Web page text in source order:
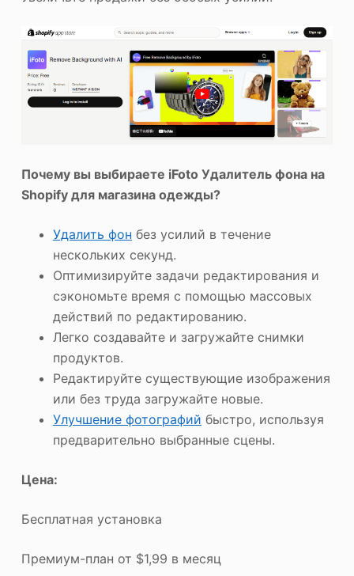
Почему вы выбираете iFoto Удалитель фонана
Shopify для магазина одежды?
Удалить фон без усилий в течение
нескольких секунд.
Оптимизируйте задачи редактирования и
сэкономьте время с помощью массовых
действий по редактированию.
Легко создавайте и загружайте снимки
продуктов.
Редактируйте существующие изображения
или без труда загружайте новые.
Улучшение фотографий быстро, используя
предварительно выбранные сцены.
Цена:
Бесплатная установка
Премиум-план от $1,99 в месяц